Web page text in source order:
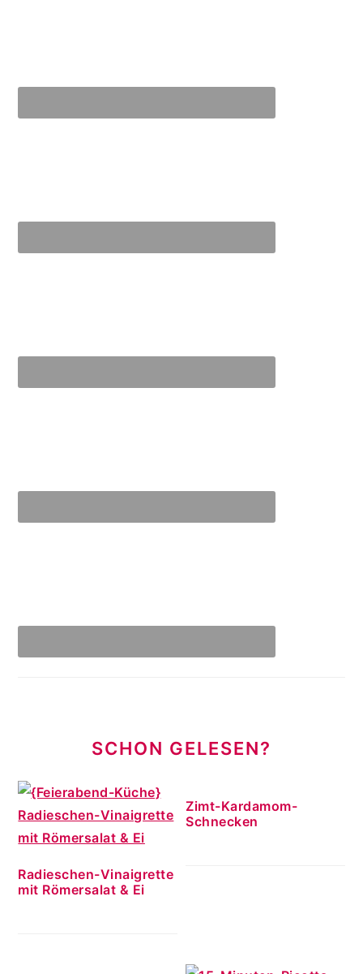
SCHON GELESEN?
Radieschen-Vinaigrette
mit Römersalat & Ei
Zimt-Kardamom-
Schnecken